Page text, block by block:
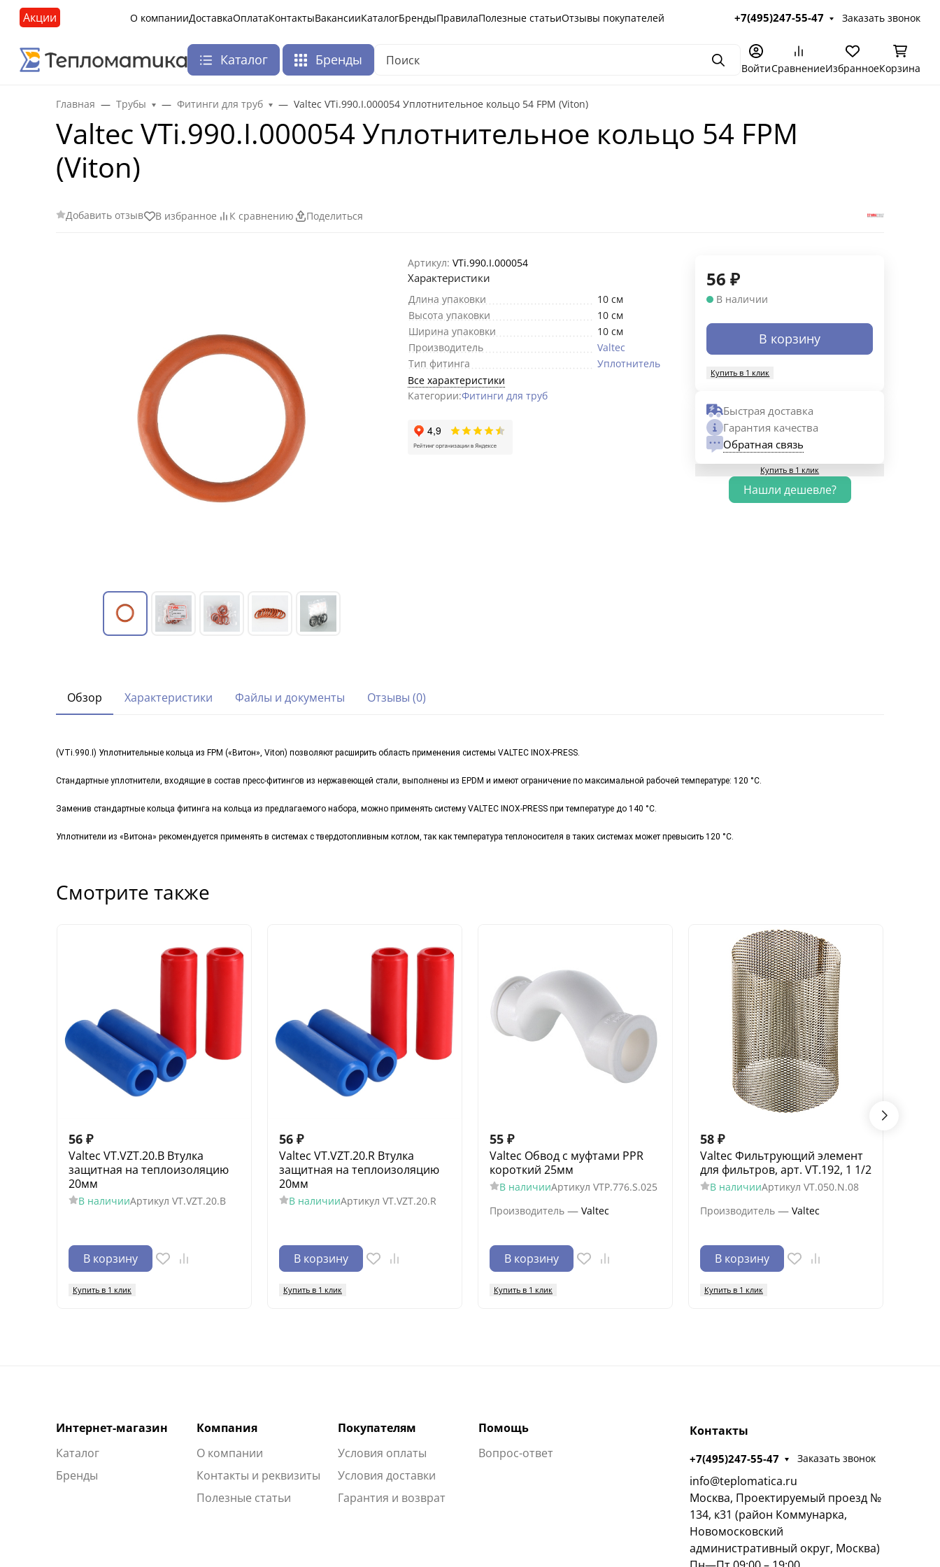
Акции О компанииДоставкаОплатаКонтактыВакансииКаталогБрендыПравилаПолезные статьиОтзывы покупателей +7(495)247-55-47 Заказать звонок
Каталог Бренды ПоискВойтиСравнениеИзбранноеКорзина
Главная Трубы Фитинги для труб Valtec VTi.990.I.000054 Уплотнительное кольцо 54 FPM (Viton)
Valtec VTi.990.I.000054 Уплотнительное кольцо 54 FPM
(Viton)
Добавить отзыв В избранное К сравнению Поделиться
Артикул: VTi.990.I.000054
Характеристики
Длина упаковки
10 см
Высота упаковки
10 см
Ширина упаковки
10 см
Производитель
Valtec
Тип фитинга
Уплотнитель
Все характеристики
Категории:Фитинги для труб
56 ₽
В наличии
В корзину
Купить в 1 клик
Быстрая доставка
Гарантия качества
Обратная связь
Купить в 1 клик
Обзор Характеристики Файлы и документы Отзывы (0)
(VTi.990.I) Уплотнительные кольца из FPM («Витон», Viton) позволяют расширить область применения системы VALTEC INOX-PRESS.
Стандартные уплотнители, входящие в состав пресс-фитингов из нержавеющей стали, выполнены из EPDM и имеют ограничение по максимальной рабочей температуре: 120 °С.
Заменив стандартные кольца фитинга на кольца из предлагаемого набора, можно применять систему VALTEC INOX-PRESS при температуре до 140 °С.
Уплотнители из «Витона» рекомендуется применять в системах с твердотопливным котлом, так как температура теплоносителя в таких системах может превысить 120 °С.
Смотрите также
56 ₽
Valtec VT.VZT.20.B Втулка
защитная на теплоизоляцию
20мм
В наличииАртикул VT.VZT.20.B
В корзину
Купить в 1 клик
56 ₽
Valtec VT.VZT.20.R Втулка
защитная на теплоизоляцию
20мм
В наличииАртикул VT.VZT.20.R
В корзину
Купить в 1 клик
55 ₽
Valtec Обвод с муфтами PPR
короткий 25мм
В наличииАртикул VTP.776.S.025
Производитель — Valtec
В корзину
Купить в 1 клик
58 ₽
Valtec Фильтрующий элемент
для фильтров, арт. VT.192, 1 1/2
В наличииАртикул VT.050.N.08
Производитель — Valtec
В корзину
Купить в 1 клик
Интернет-магазин
Каталог
Бренды
Компания
О компании
Контакты и реквизиты
Полезные статьи
Покупателям
Условия оплаты
Условия доставки
Гарантия и возврат
Помощь
Вопрос-ответ
Контакты
+7(495)247-55-47 Заказать звонок
info@teplomatica.ru
Москва, Проектируемый проезд №
134, к31 (район Коммунарка,
Новомосковский
административный округ, Москва)